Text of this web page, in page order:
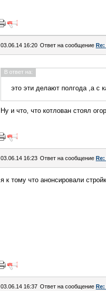
03.06.14 16:20 Ответ на сообщение
В ответ на:
это эти делают полгода ,а с
Ну и что, что котлован стоял
03.06.14 16:23 Ответ на сообщение
я к тому что анонсировали
03.06.14 16:37 Ответ на сообщение